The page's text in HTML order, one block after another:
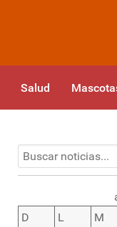
Salud
D
L M